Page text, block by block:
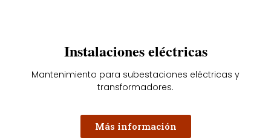
Instalaciones eléctricas
Mantenimiento para subestaciones eléctricas y
transformadores.
Más información